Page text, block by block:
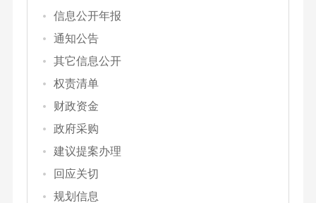
信息公开年报
通知公告
其它信息公开
权责清单
财政资金
政府采购
建议提案办理
回应关切
规划信息